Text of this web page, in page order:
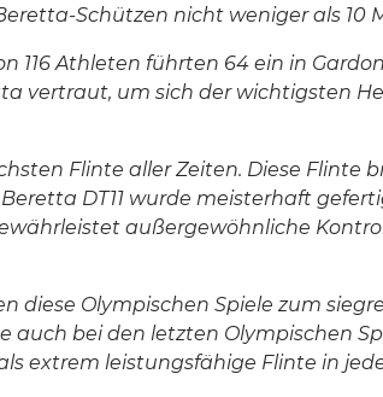
Schützen nicht weniger als 10
116 Athleten führten 64 ein in
vertraut, um sich der wichtigsten
Flinte aller Zeiten. Diese Flinte
DT11 wurde meisterhaft
außergewöhnliche
diese Olympischen Spiele zum
auch bei den letzten Olympischen
extrem leistungsfähige Flinte in